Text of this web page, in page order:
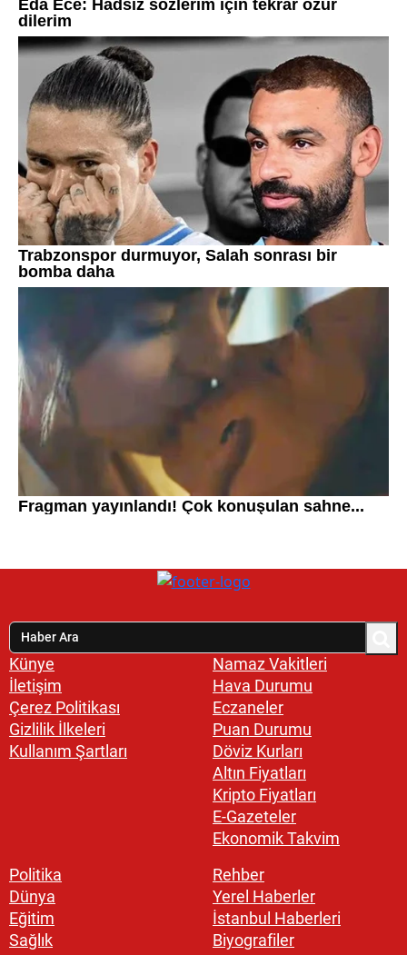
Künye
İletişim
Çerez Politikası
Gizlilik İlkeleri
Kullanım Şartları
Namaz Vakitleri
Hava Durumu
Eczaneler
Puan Durumu
Döviz Kurları
Altın Fiyatları
Kripto Fiyatları
E-Gazeteler
Ekonomik Takvim
Politika
Dünya
Eğitim
Sağlık
Rehber
Yerel Haberler
İstanbul Haberleri
Biyografiler